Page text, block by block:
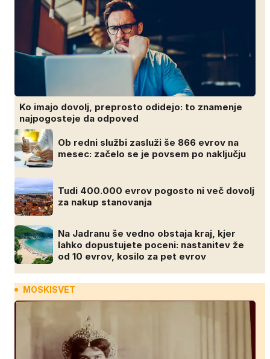
Ko imajo dovolj, preprosto odidejo: to znamenje
najpogosteje da odpoved
Ob redni službi zasluži še 866 evrov na
mesec: začelo se je povsem po naključju
Tudi 400.000 evrov pogosto ni več dovolj
za nakup stanovanja
Na Jadranu še vedno obstaja kraj, kjer
lahko dopustujete poceni: nastanitev že
od 10 evrov, kosilo za pet evrov
MOSKISVET